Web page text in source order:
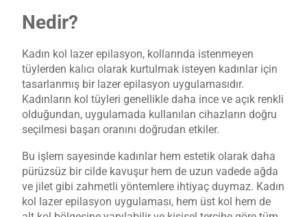
Nedir?
Kadın kol lazer epilasyon, kollarında istenmeyen
tüylerden kalıcı olarak kurtulmak isteyen kadınlar için
tasarlanmış bir lazer epilasyon uygulamasıdır.
Kadınların kol tüyleri genellikle daha ince ve açık renkli
olduğundan, uygulamada kullanılan cihazların doğru
seçilmesi başarı oranını doğrudan etkiler.
Bu işlem sayesinde kadınlar hem estetik olarak daha
pürüzsüz bir cilde kavuşur hem de uzun vadede ağda
ve jilet gibi zahmetli yöntemlere ihtiyaç duymaz. Kadın
kol lazer epilasyon uygulaması, hem üst kol hem de